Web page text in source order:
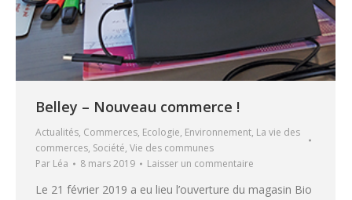
Belley – Nouveau commerce !
Actualités, Commerces, Ecologie, Environnement, La vie des
commerces, Société, Vie des communes
Par Léa 8 mars 2019 Laisser un commentaire
Le 21 février 2019 a eu lieu l’ouverture du magasin Bio